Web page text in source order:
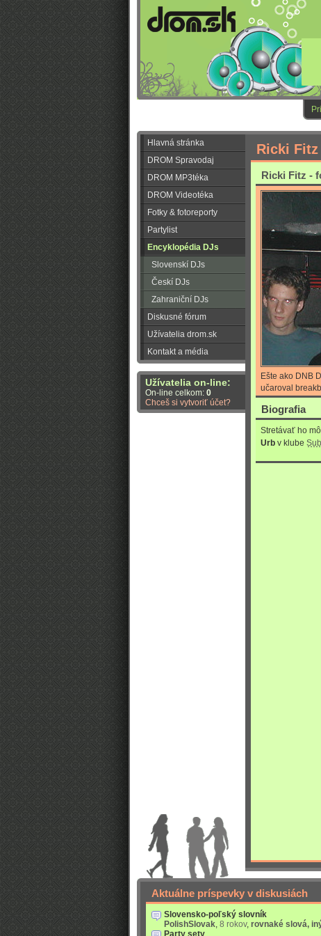
Hlavná stránka
DROM Spravodaj
DROM MP3téka
DROM Videotéka
Fotky & fotoreporty
Partylist
Encyklopédia DJs
Slovenskí DJs
Českí DJs
Zahraniční DJs
Diskusné fórum
Užívatelia drom.sk
Kontakt a média
Užívatelia on-line:
On-line celkom: 0
Chceš si vytvoriť účet?
Ricki Fitz
Ricki Fitz -
Ešte ako DNB
učaroval
Biografia
Stretávať ho
Urb v klube
Aktuálne príspevky v diskusiách
Slovensko-poľský slovník
PolishSlovak, 8 rokov, rovnaké slová,
Party sety